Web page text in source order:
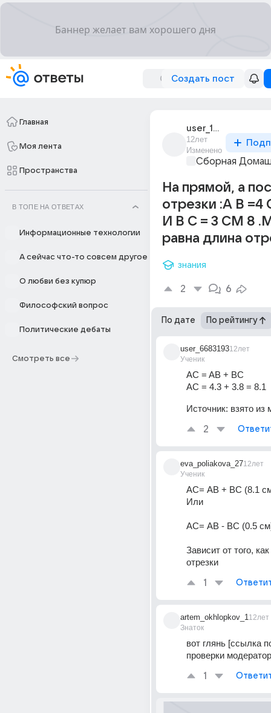
Создать пост
Главная
Моя лента
Пространства
В ТОПЕ НА ОТВЕТАХ
Информационные технологии
А сейчас что-то совсем другое
О любви без купюр
Философский вопрос
Политические дебаты
Смотреть все
user_108383890
12лет
Изменено
Сборная
На прямой, а
отрезки :А В
И В С = 3 СМ 8
равна длина
знания
2 6
По дате По рейтингу
user_6683193
Ученик
12лет
AC = AB + BC
AC = 4.3 + 3.8 = 8.1
Источник: взято из
2
eva_poliakova_27
Ученик
12лет
АС= АВ + ВС (8.1
Или
АС= АВ - ВС (0.5
Зависит от того,
отрезки
1
artem_okhlopkov_1
Знаток
12лет
вот глянь [ссылка
проверки
1